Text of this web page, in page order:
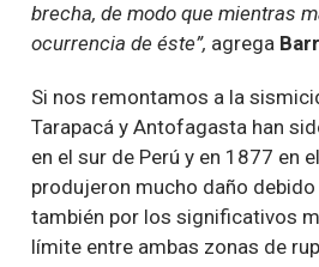
brecha, de modo que mientras
ocurrencia de éste”, agrega
Si nos remontamos a la
Tarapacá y Antofagasta han
en el sur de Perú y en 1877 en
produjeron mucho daño
también por los significativos
límite entre ambas zonas de